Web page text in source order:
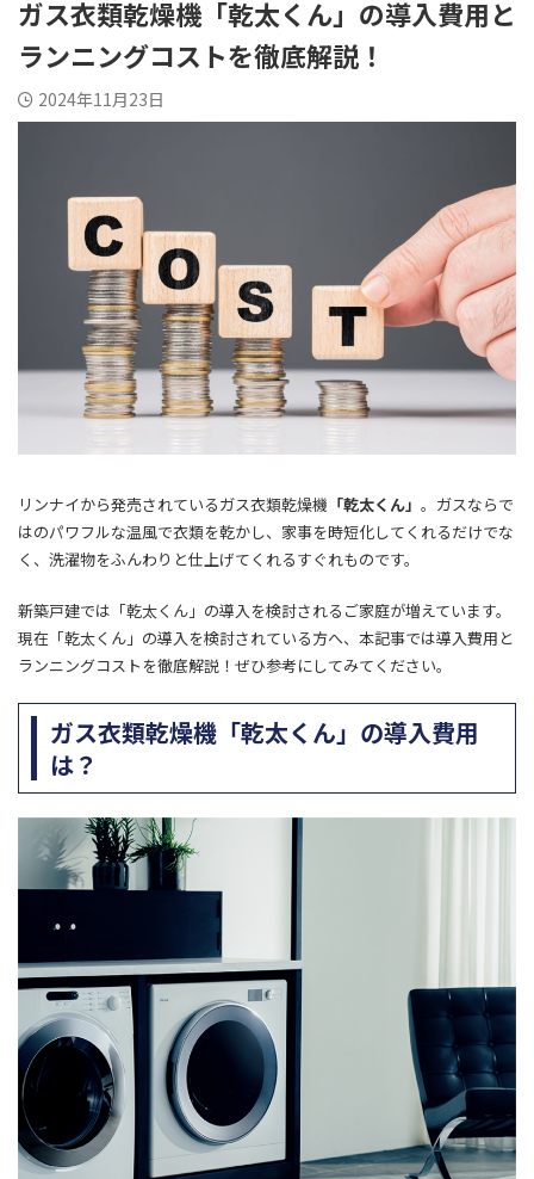
ガス衣類乾燥機「乾太くん」の導入費用と
ランニングコストを徹底解説！
2024年11月23日
リンナイから発売されているガス衣類乾燥機 「乾太くん」 。ガスならで
はのパワフルな温風で衣類を乾かし、家事を時短化してくれるだけでな
く、洗濯物をふんわりと仕上げてくれるすぐれものです。
新築戸建では「乾太くん」の導入を検討されるご家庭が増えています。
現在「乾太くん」の導入を検討されている方へ、本記事では導入費用と
ランニングコストを徹底解説！ぜひ参考にしてみてください。
ガス衣類乾燥機「乾太くん」の導入費用
は？